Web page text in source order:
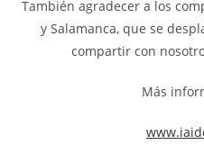
También agradecer a los
y Salamanca, que se
compartir con
Más